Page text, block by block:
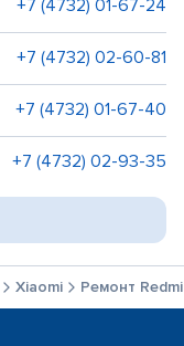
+7 (4732) 01-67-24
+7 (4732) 02-60-81
+7 (4732) 01-67-40
+7 (4732) 02-93-35
Xiaomi Ремонт Redmi